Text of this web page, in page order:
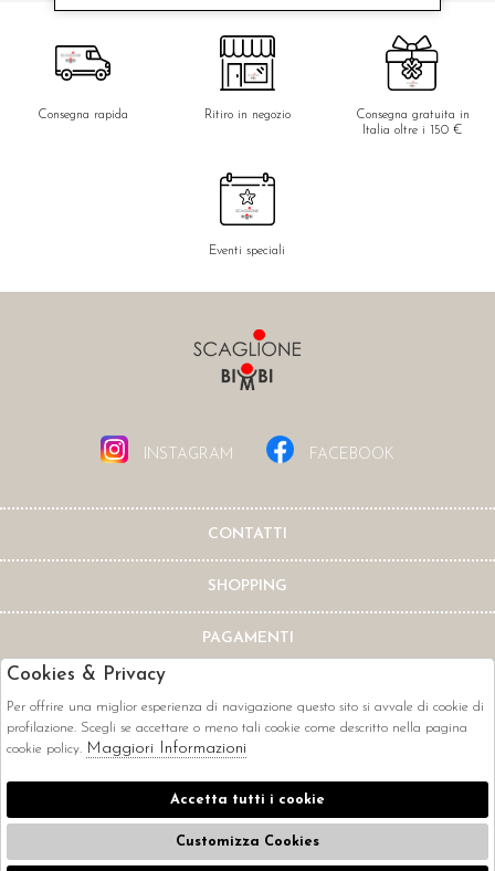
Consegna rapida Ritiro in negozio
Consegna gratuita in
Italia oltre i 150 €
Eventi speciali
INSTAGRAM FACEBOOK
CONTATTI
SHOPPING
PAGAMENTI
CORRIERI
Cookies & Privacy
Per offrire una miglior esperienza di navigazione questo sito si avvale di cookie di
profilazione. Scegli se accettare o meno tali cookie come descritto nella pagina
cookie policy. Maggiori Informazioni
Accetta tutti i cookie
Customizza Cookies